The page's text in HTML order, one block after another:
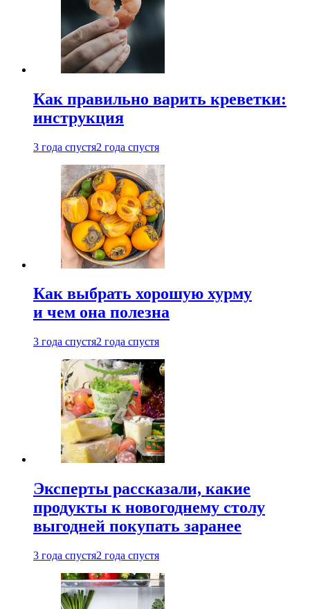
Как правильно варить креветки:
инструкция
3 года спустя2 года спустя
Как выбрать хорошую хурму
и чем она полезна
3 года спустя2 года спустя
Эксперты рассказали, какие
продукты к новогоднему столу
выгодней покупать заранее
3 года спустя2 года спустя